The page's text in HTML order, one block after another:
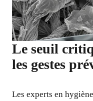
Le seuil
les gestes
Les experts en